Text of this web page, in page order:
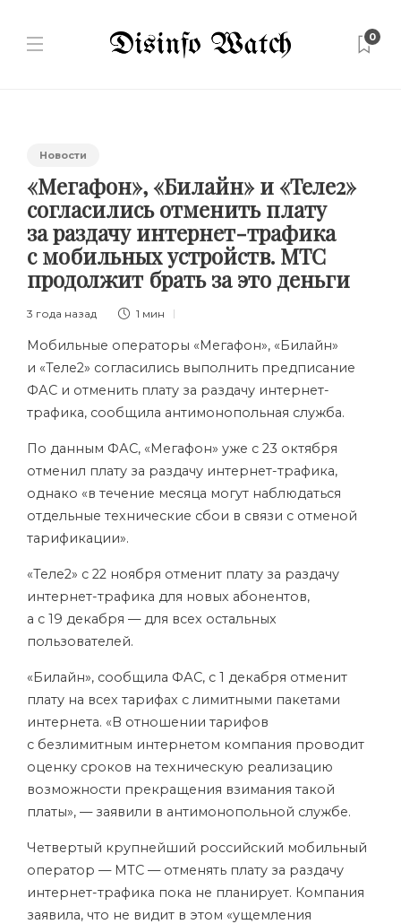
0
Новости
«Мегафон», «Билайн» и «Теле2»
согласились отменить плату
за раздачу интернет-трафика
с мобильных устройств. МТС
продолжит брать за это деньги
3 года назад 1 мин
Мобильные операторы «Мегафон», «Билайн»
и «Теле2» согласились выполнить предписание
ФАС и отменить плату за раздачу интернет-
трафика, сообщила антимонопольная служба.
По данным ФАС, «Мегафон» уже с 23 октября
отменил плату за раздачу интернет-трафика,
однако «в течение месяца могут наблюдаться
отдельные технические сбои в связи с отменой
тарификации».
«Теле2» с 22 ноября отменит плату за раздачу
интернет-трафика для новых абонентов,
а с 19 декабря — для всех остальных
пользователей.
«Билайн», сообщила ФАС, с 1 декабря отменит
плату на всех тарифах с лимитными пакетами
интернета. «В отношении тарифов
с безлимитным интернетом компания проводит
оценку сроков на техническую реализацию
возможности прекращения взимания такой
платы», — заявили в антимонопольной службе.
Четвертый крупнейший российский мобильный
оператор — МТС — отменять плату за раздачу
интернет-трафика пока не планирует. Компания
заявила, что не видит в этом «ущемления